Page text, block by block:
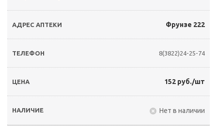
Фрунзе 222
8(3822)24-25-74
152 руб./шт
Нет в наличии